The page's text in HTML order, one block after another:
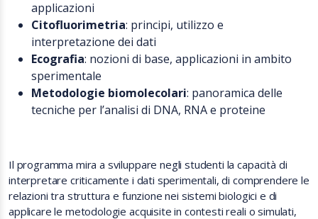
applicazioni
Citofluorimetria: principi, utilizzo e
interpretazione dei dati
Ecografia: nozioni di base, applicazioni in ambito
sperimentale
Metodologie biomolecolari: panoramica delle
tecniche per l’analisi di DNA, RNA e proteine
Il programma mira a sviluppare negli studenti la capacità di
interpretare criticamente i dati sperimentali, di comprendere le
relazioni tra struttura e funzione nei sistemi biologici e di
applicare le metodologie acquisite in contesti reali o simulati,